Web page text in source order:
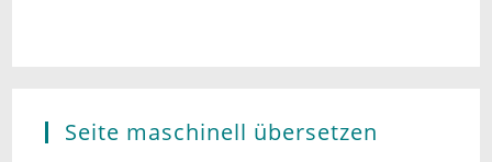
Seite maschinell übersetzen